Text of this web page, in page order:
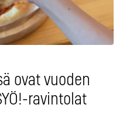
ovat vuoden
ravintolat